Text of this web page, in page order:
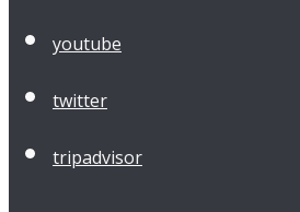
youtube
twitter
tripadvisor